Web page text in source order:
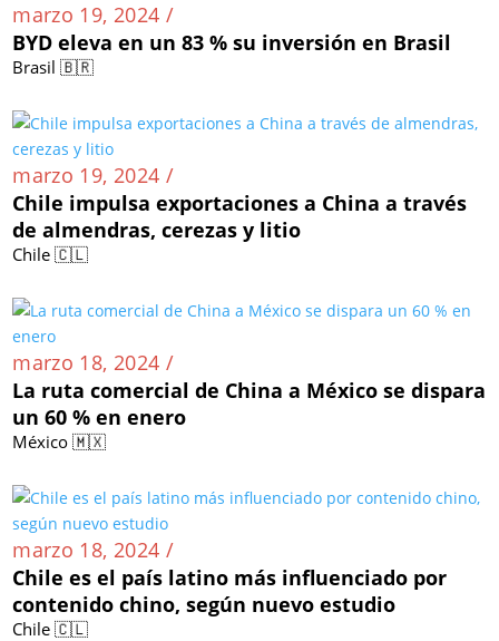
marzo 19, 2024 /
BYD eleva en un 83 % su inversión en Brasil
Brasil 🇧🇷
marzo 19, 2024 /
Chile impulsa exportaciones a China a través
de almendras, cerezas y litio
Chile 🇨🇱
marzo 18, 2024 /
La ruta comercial de China a México se dispara
un 60 % en enero
México 🇲🇽
marzo 18, 2024 /
Chile es el país latino más influenciado por
contenido chino, según nuevo estudio
Chile 🇨🇱